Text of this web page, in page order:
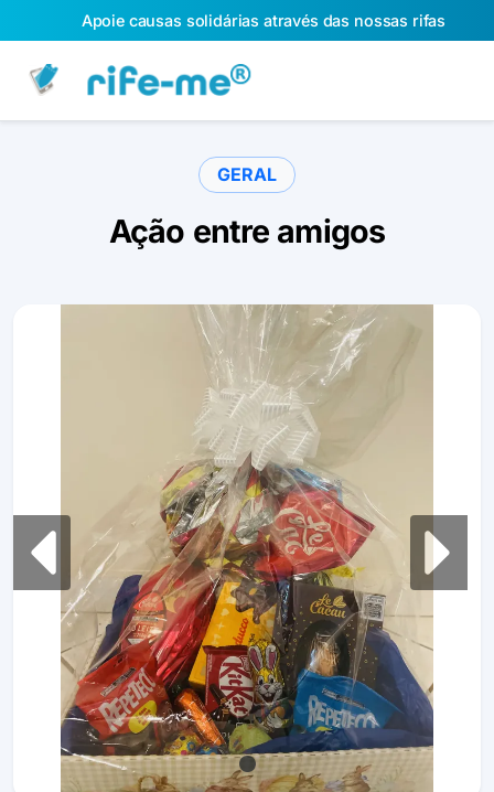
Apoie causas solidárias através das nossas rifas
GERAL
Ação entre amigos
Previous Next